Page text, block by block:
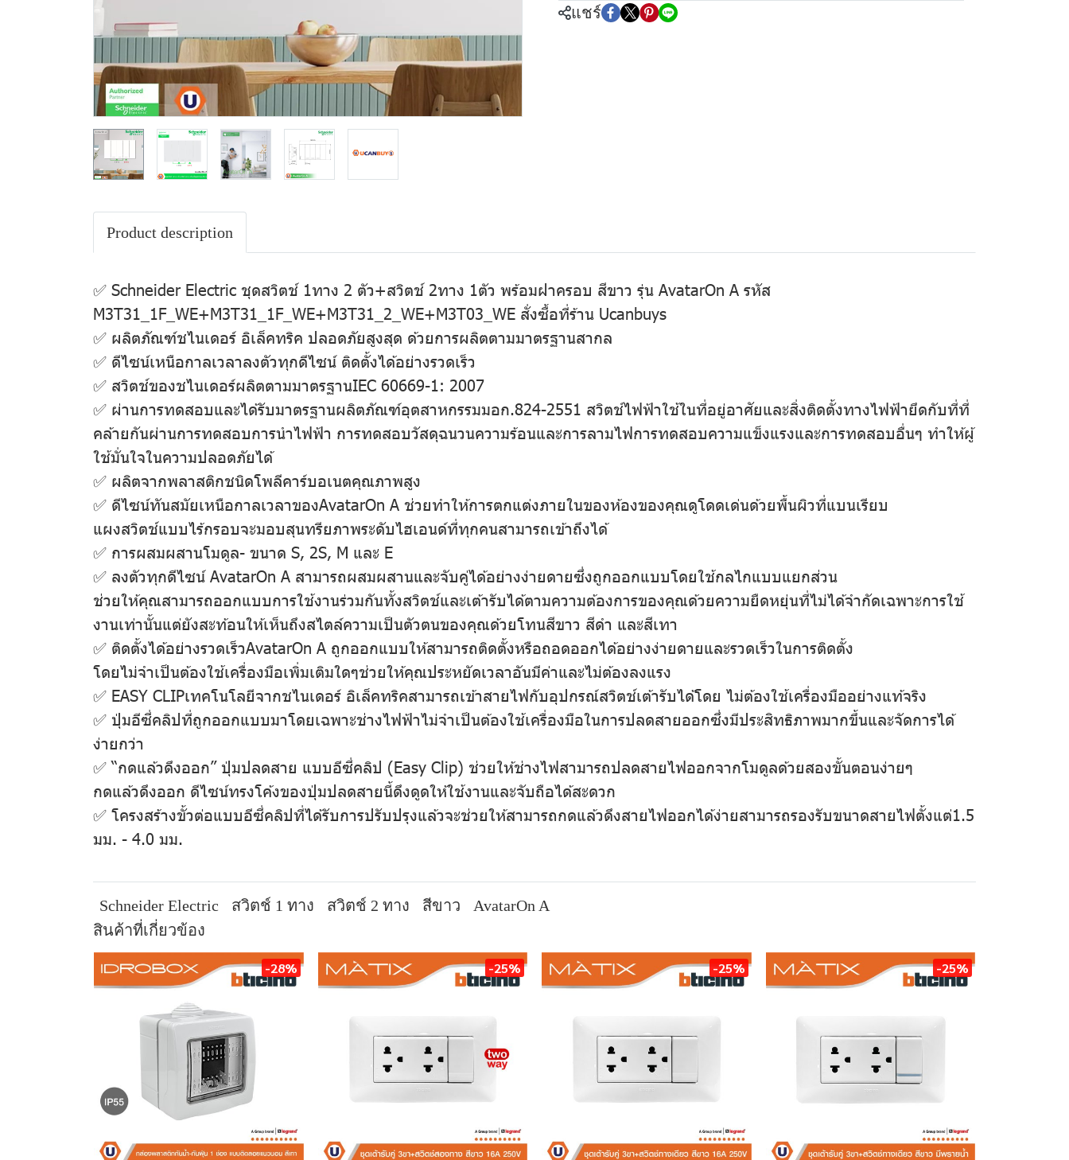
แชร์
Product description
✅ Schneider Electric ชุดสวิตช์ 1ทาง 2 ตัว+สวิตช์ 2ทาง 1ตัว พร้อมฝาครอบ สีขาว รุ่น AvatarOn A รหัส
M3T31_1F_WE+M3T31_1F_WE+M3T31_2_WE+M3T03_WE สั่งซื้อที่ร้าน Ucanbuys
✅ ผลิตภัณฑ์ชไนเดอร์ อิเล็คทริค ปลอดภัยสูงสุด ด้วยการผลิตตามมาตรฐานสากล
✅ ดีไซน์เหนือกาลเวลาลงตัวทุกดีไซน์ ติดตั้งได้อย่างรวดเร็ว
✅ สวิตช์ของชไนเดอร์ผลิตตามมาตรฐานIEC 60669-1: 2007
✅ ผ่านการทดสอบและได้รับมาตรฐานผลิตภัณฑ์อุตสาหกรรมมอก.824-2551 สวิตช์ไฟฟ้าใช้ในที่อยู่อาศัยและสิ่งติดตั้งทางไฟฟ้ายึดกับที่ที่
คล้ายกันผ่านการทดสอบการนําไฟฟ้า การทดสอบวัสดุฉนวนความร้อนและการลามไฟการทดสอบความแข็งแรงและการทดสอบอื่นๆ ทําให้ผู้
ใช้มั่นใจในความปลอดภัยได้
✅ ผลิตจากพลาสติกชนิดโพลีคาร์บอเนตคุณภาพสูง
✅ ดีไซน์ทันสมัยเหนือกาลเวลาของAvatarOn A ช่วยทําให้การตกแต่งภายในของห้องของคุณดูโดดเด่นด้วยพื้นผิวที่แบนเรียบ
แผงสวิตช์แบบไร้กรอบจะมอบสุนทรียภาพระดับไฮเอนด์ที่ทุกคนสามารถเข้าถึงได้
✅ การผสมผสานโมดูล- ขนาด S, 2S, M และ E
✅ ลงตัวทุกดีไซน์ AvatarOn A สามารถผสมผสานและจับคู่ได้อย่างง่ายดายซึ่งถูกออกแบบโดยใช้กลไกแบบแยกส่วน
ช่วยให้คุณสามารถออกแบบการใช้งานร่วมกันทั้งสวิตช์และเต้ารับได้ตามความต้องการของคุณด้วยความยืดหยุ่นที่ไม่ได้จํากัดเฉพาะการใช้
งานเท่านั้นแต่ยังสะท้อนให้เห็นถึงสไตล์ความเป็นตัวตนของคุณด้วยโทนสีขาว สีดํา และสีเทา
✅ ติดตั้งได้อย่างรวดเร็วAvatarOn A ถูกออกแบบให้สามารถติดตั้งหรือถอดออกได้อย่างง่ายดายและรวดเร็วในการติดตั้ง
โดยไม่จําเป็นต้องใช้เครื่องมือเพิ่มเติมใดๆช่วยให้คุณประหยัดเวลาอันมีค่าและไม่ต้องลงแรง
✅ EASY CLIPเทคโนโลยีจากชไนเดอร์ อิเล็คทริคสามารถเข้าสายไฟกับอุปกรณ์สวิตช์เต้ารับได้โดย ไม่ต้องใช้เครื่องมืออย่างแท้จริง
✅ ปุ่มอีซี่คลิปที่ถูกออกแบบมาโดยเฉพาะช่างไฟฟ้าไม่จําเป็นต้องใช้เครื่องมือในการปลดสายออกซึ่งมีประสิทธิภาพมากขึ้นและจัดการได้
ง่ายกว่า
✅ “กดแล้วดึงออก” ปุ่มปลดสาย แบบอีซี่คลิป (Easy Clip) ช่วยให้ช่างไฟสามารถปลดสายไฟออกจากโมดูลด้วยสองขั้นตอนง่ายๆ
กดแล้วดึงออก ดีไซน์ทรงโค้งของปุ่มปลดสายนี้ดึงดูดให้ใช้งานและจับถือได้สะดวก
✅ โครงสร้างขั้วต่อแบบอีซี่คลิปที่ได้รับการปรับปรุงแล้วจะช่วยให้สามารถกดแล้วดึงสายไฟออกได้ง่ายสามารถรองรับขนาดสายไฟตั้งแต่1.5
มม. - 4.0 มม.
Schneider Electric สวิตช์ 1 ทาง สวิตช์ 2 ทาง สีขาว
AvatarOn A
สินค้าที่เกี่ยวข้อง
-28% -25% -25% -25%